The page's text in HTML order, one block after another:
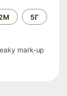
5Г
mark-up